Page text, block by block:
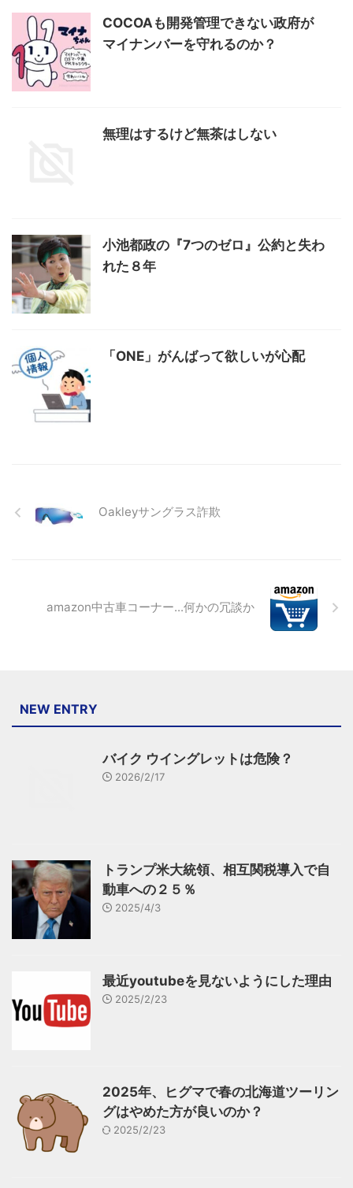
COCOAも開発管理できない政府が
マイナンバーを守れるのか？
無理はするけど無茶はしない
小池都政の『7つのゼロ』公約と失わ
れた８年
「ONE」がんばって欲しいが心配
Oakleyサングラス詐欺
amazon中古車コーナー...何かの冗談か
NEW ENTRY
バイク ウイングレットは危険？
2026/2/17
トランプ米大統領、相互関税導入で自
動車への２５％
2025/4/3
最近youtubeを見ないようにした理由
2025/2/23
2025年、ヒグマで春の北海道ツーリン
グはやめた方が良いのか？
2025/2/23